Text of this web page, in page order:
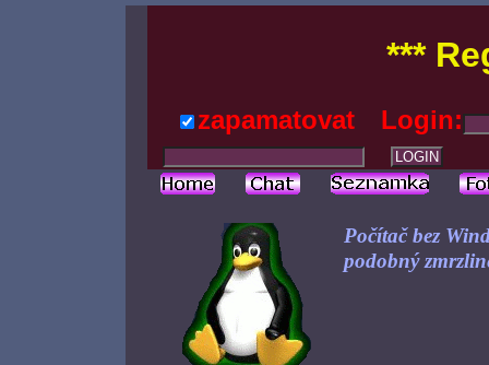
***
zapamatovat Login:
Počítač bez
podobný